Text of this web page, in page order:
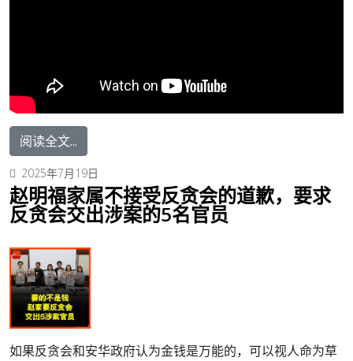
阅读全文...
2025年7月19日
赵明福家属不接受反贪会的道歉，要求
反贪会交出涉案的5名官员
如果反贪会和安华政府认为金钱是万能的，可以视人命为草